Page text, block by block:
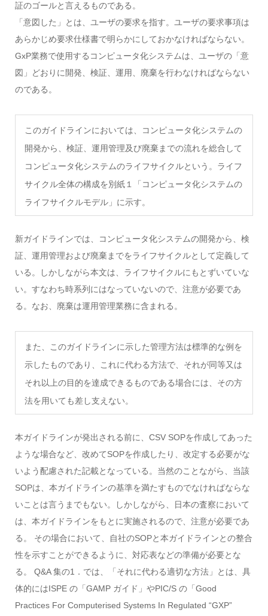
証のゴールと言えるものである。
「意図した」とは、ユーザの要求を指す。ユーザの要求事項は
あらかじめ要求仕様書で明らかにしておかなければならない。
GxP業務で使用するコンピュータ化システムは、ユーザの「意
図」どおりに開発、検証、運用、廃棄を行わなければならない
のである。
このガイドラインにおいては、コンピュータ化システムの
開発から、検証、運用管理及び廃棄までの流れを総合して
コンピュータ化システムのライフサイクルという。ライフ
サイクル全体の構成を別紙１「コンピュータ化システムの
ライフサイクルモデル」に示す。
新ガイドラインでは、コンピュータ化システムの開発から、検
証、運用管理および廃棄までをライフサイクルとして定義して
いる。しかしながら本文は、ライフサイクルにもとずいていな
い。すなわち時系列にはなっていないので、注意が必要であ
る。なお、廃棄は運用管理業務に含まれる。
また、このガイドラインに示した管理方法は標準的な例を
示したものであり、これに代わる方法で、それが同等又は
それ以上の目的を達成できるものである場合には、その方
法を用いても差し支えない。
本ガイドラインが発出される前に、CSV SOPを作成してあった
ような場合など、改めてSOPを作成したり、改定する必要がな
いよう配慮された記載となっている。当然のことながら、当該
SOPは、本ガイドラインの基準を満たすものでなければならな
いことは言うまでもない。しかしながら、日本の査察において
は、本ガイドラインをもとに実施されるので、注意が必要であ
る。 その場合において、自社のSOPと本ガイドラインとの整合
性を示すことができるように、対応表などの準備が必要とな
る。 Q&A 集の1．では、「それに代わる適切な方法」とは、具
体的にはISPE の「GAMP ガイド」やPIC/S の「Good
Practices For Computerised Systems In Regulated “GXP”